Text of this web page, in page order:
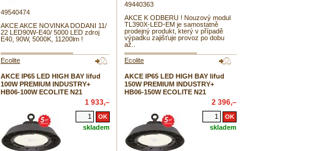
49540474
AKCE AKCE NOVINKA DODANI 11/
22 LED90W-E40/ 5000 LED zdroj
E40, 90W, 5000K, 11200lm !
49440363
AKCE K ODBERU ! Nouzový modul
TL390X-LED-EM je samostatně
prodejný produkt, který v případě
výpadku zajišťuje provoz po dobu
až..
Ecolite
AKCE IP65 LED HIGH BAY lifud
100W PREMIUM INDUSTRY+
HB06-100W ECOLITE N21
1 933,–
skladem
Ecolite
AKCE IP65 LED HIGH BAY lifud
150W PREMIUM INDUSTRY+
HB06-150W ECOLITE N21
2 396,–
skladem